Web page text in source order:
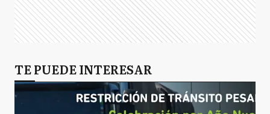
TE PUEDE INTERESAR